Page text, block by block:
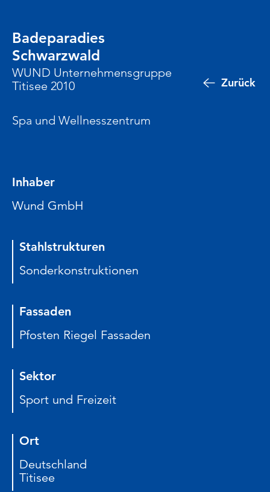
Zurück
Badeparadies
Schwarzwald
WUND Unternehmensgruppe
Titisee 2010
Spa und Wellnesszentrum
Inhaber
Wund GmbH
Stahlstrukturen
Sonderkonstruktionen
Fassaden
Pfosten Riegel Fassaden
Sektor
Sport und Freizeit
Ort
Deutschland
Titisee